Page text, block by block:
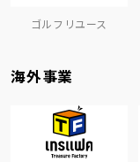
ゴルフリユース
海外事業